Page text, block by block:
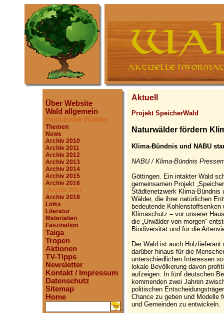
Über Website
Wald allgemein
Heimische Wälder
Themen
News
Archiv 2010
Archiv 2011
Archiv 2012
Archiv 2013
Archiv 2014
Archiv 2015
Archiv 2016
Archiv 2017
Archiv 2018
Links
Literatur
Materialien
Faszination
Taiga
Tropen
Aktionen
TV-Tipps
Newsletter
Kontakt / Impressum
Datenschutz
Sitemap
Home
.
Aktuell
Projekt SpeicherWald
Naturwälder fördern
Klima-Bündnis und NABU
NABU / Klima-Bündnis
Göttingen. Ein intakter Wald
gemeinsamen Projekt
Städtenetzwerk Klima-Bündnis
Wälder, die ihrer natürlichen
bedeutende
Klimaschutz – vor unserer
die „Urwälder von morgen“
Biodiversität und für die
Der Wald ist auch
darüber hinaus für die
unterschiedlichen Interessen
lokale Bevölkerung davon
aufzeigen. In fünf deutschen
kommenden zwei Jahren
politischen
Chance zu geben und Modelle
und Gemeinden zu entwickeln.